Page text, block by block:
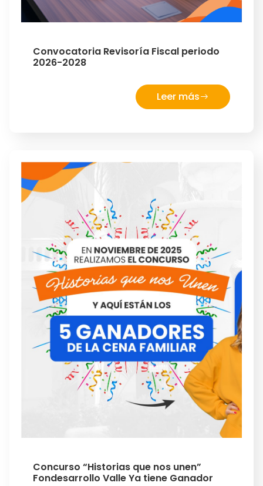
Convocatoria Revisoría Fiscal periodo
2026-2028
Leer más
Concurso “Historias que nos unen”
Fondesarrollo Valle Ya tiene Ganador